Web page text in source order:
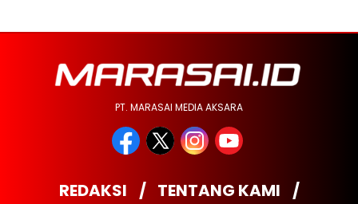
PT. MARASAI MEDIA AKSARA
REDAKSI TENTANG KAMI